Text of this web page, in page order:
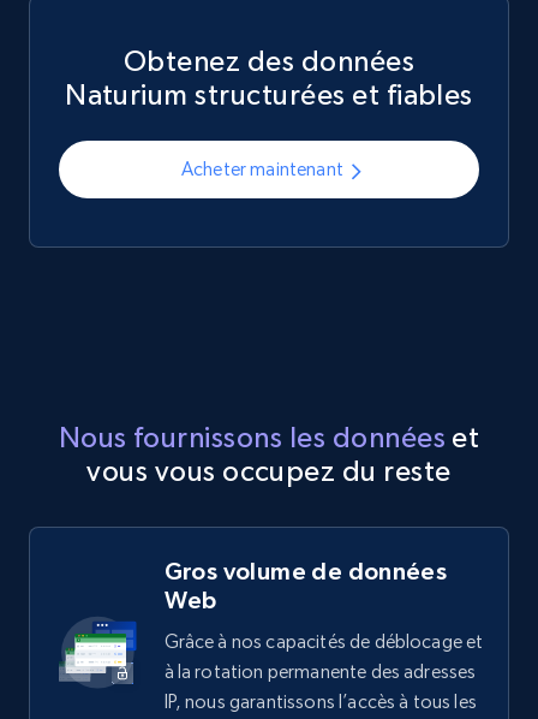
Obtenez des données
Naturium structurées et fiables
Acheter maintenant
Nous fournissons les données et
vous vous occupez du reste
Gros volume de données
Web
Grâce à nos capacités de déblocage et
à la rotation permanente des adresses
IP, nous garantissons l’accès à tous les